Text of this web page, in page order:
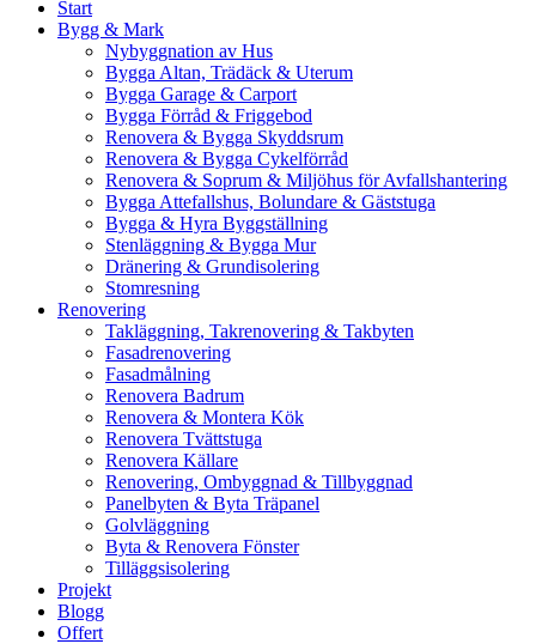
Start
Bygg & Mark
Nybyggnation av Hus
Bygga Altan, Trädäck & Uterum
Bygga Garage & Carport
Bygga Förråd & Friggebod
Renovera & Bygga Skyddsrum
Renovera & Bygga Cykelförråd
Renovera & Soprum & Miljöhus för Avfallshantering
Bygga Attefallshus, Bolundare & Gäststuga
Bygga & Hyra Byggställning
Stenläggning & Bygga Mur
Dränering & Grundisolering
Stomresning
Renovering
Takläggning, Takrenovering & Takbyten
Fasadrenovering
Fasadmålning
Renovera Badrum
Renovera & Montera Kök
Renovera Tvättstuga
Renovera Källare
Renovering, Ombyggnad & Tillbyggnad
Panelbyten & Byta Träpanel
Golvläggning
Byta & Renovera Fönster
Tilläggsisolering
Projekt
Blogg
Offert